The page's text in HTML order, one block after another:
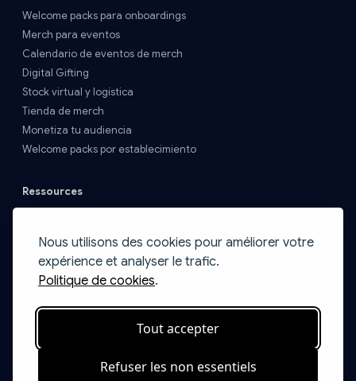
Nous utilisons des cookies pour améliorer votre
expérience et analyser le trafic.
Politique de cookies.
Tout accepter
Refuser les non essentiels
Welcome packs para onboardings
Merch para eventos
Calendario de eventos de merch
Digital Gifting
Stock virtual y logística
Tienda de merch
Monetiza tu audiencia
Welcome packs por establecimiento
Ressources
FAQs
Contacter les ventes
Blog
Catalogue Print on Demand